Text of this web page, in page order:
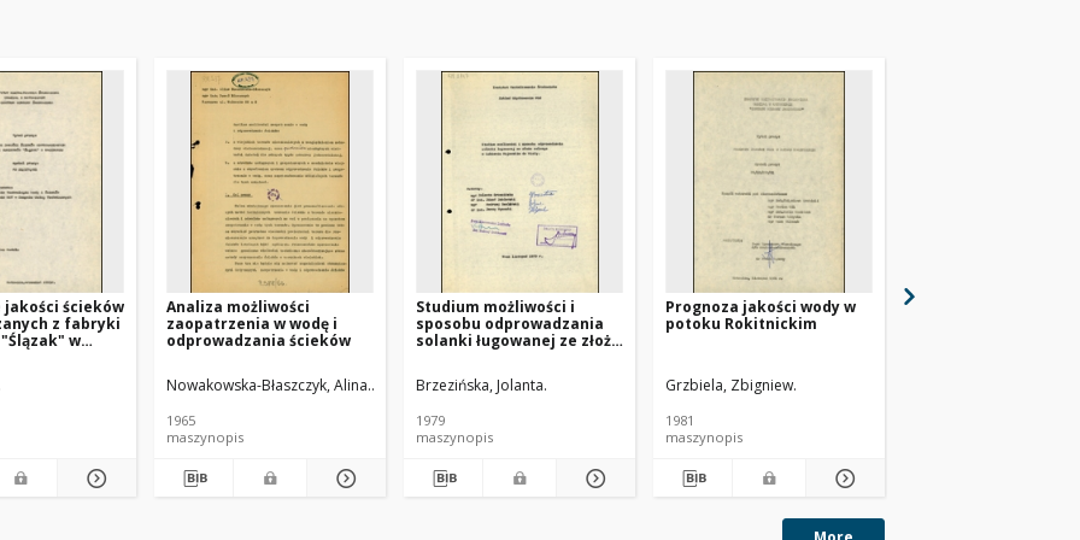
jakości ścieków
z fabryki
w
Analiza możliwości
zaopatrzenia w wodę i
odprowadzania ścieków
Nowakowska-Błaszczyk, Alina. Błaszczyk, Paweł (1932- ).
1965
maszynopis
Studium możliwości i
sposobu odprowadzania
solanki ługowanej ze złoża
Kujawskim do Wisły
Brzezińska, Jolanta.
1979
maszynopis
Prognoza jakości wody w
potoku Rokitnickim
Grzbiela, Zbigniew.
1981
maszynopis